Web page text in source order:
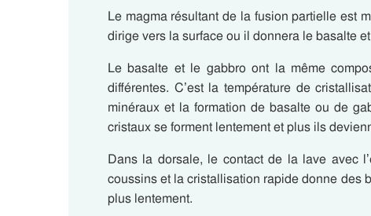
Le magma résultant de la fusion partielle est
dirige vers la surface ou il donnera le basalte
Le basalte et le gabbro ont la même
différentes. C’est la température de
minéraux et la formation de basalte ou de
cristaux se forment lentement et plus ils
Dans la dorsale, le contact de la lave avec
coussins et la cristallisation rapide donne des
plus lentement.